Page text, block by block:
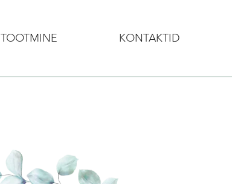
TOOTMINE KONTAKTID